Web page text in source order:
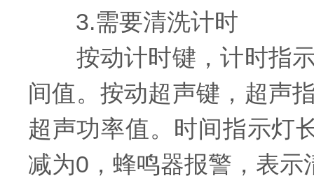
3.需要清洗计时
按动计时键，计时指示
间值。按动超声键，超声
超声功率值。时间指示灯
减为0，蜂鸣器报警，表示